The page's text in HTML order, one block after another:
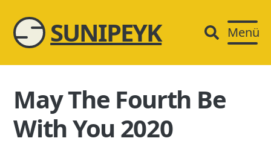
SUNIPEYK Menü
May The Fourth Be
With You 2020